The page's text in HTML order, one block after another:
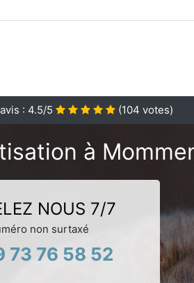
: 4.5/5 (104 votes)
à
NOUS 7/7
non surtaxé
73 76 58 52